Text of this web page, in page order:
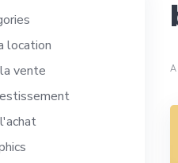
location
vente